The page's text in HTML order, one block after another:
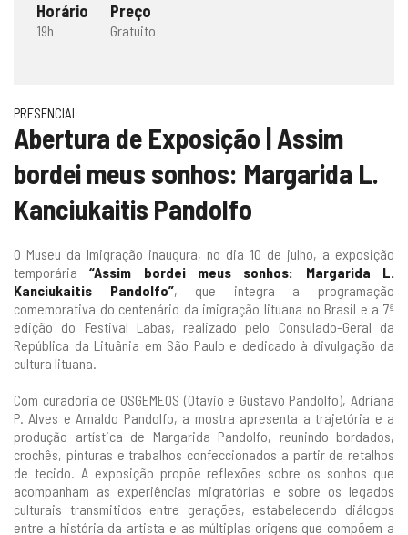
Horário
19h
Preço
Gratuito
PRESENCIAL
Abertura de Exposição | Assim
bordei meus sonhos: Margarida L.
Kanciukaitis Pandolfo
O Museu da Imigração inaugura, no dia 10 de julho, a exposição
temporária“Assim bordei meus sonhos: Margarida L.
Kanciukaitis Pandolfo”, que integra a programação
comemorativa do centenário da imigração lituana no Brasil e a 7ª
edição do Festival Labas, realizado pelo Consulado-Geral da
República da Lituânia em São Paulo e dedicado à divulgação da
cultura lituana.
Com curadoria de OSGEMEOS (Otavio e Gustavo Pandolfo), Adriana
P. Alves e Arnaldo Pandolfo, a mostra apresenta a trajetória e a
produção artística de Margarida Pandolfo, reunindo bordados,
crochês, pinturas e trabalhos confeccionados a partir de retalhos
de tecido. A exposição propõe reflexões sobre os sonhos que
acompanham as experiências migratórias e sobre os legados
culturais transmitidos entre gerações, estabelecendo diálogos
entre a história da artista e as múltiplas origens que compõem a